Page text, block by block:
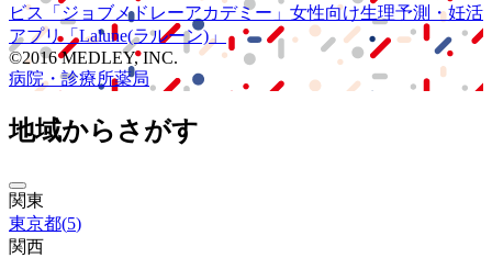
ビス
「ジョブメドレーアカデミー」 女性向け生理予測・妊活
アプリ「Lalune(ラルーン)」
©2016 MEDLEY, INC.
病院・診療所薬局
地域からさがす
関東
東京都(5)
関西